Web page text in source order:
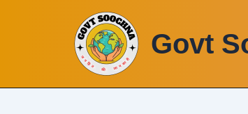
Govt